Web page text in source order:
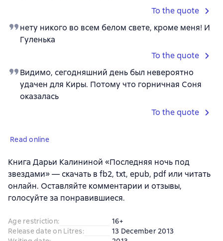
To the quote
нету никого во всем белом свете, кроме меня! И
Гуленька
To the quote
Видимо, сегодняшний день был невероятно
удачен для Киры. Потому что горничная Соня
оказалась
To the quote
Read online
Книга Дарьи Калининой «Последняя ночь под
звездами» — скачать в fb2, txt, epub, pdf или читать
онлайн. Оставляйте комментарии и отзывы,
голосуйте за понравившиеся.
Age restriction:
16+
Release date on Litres:
13 December 2013